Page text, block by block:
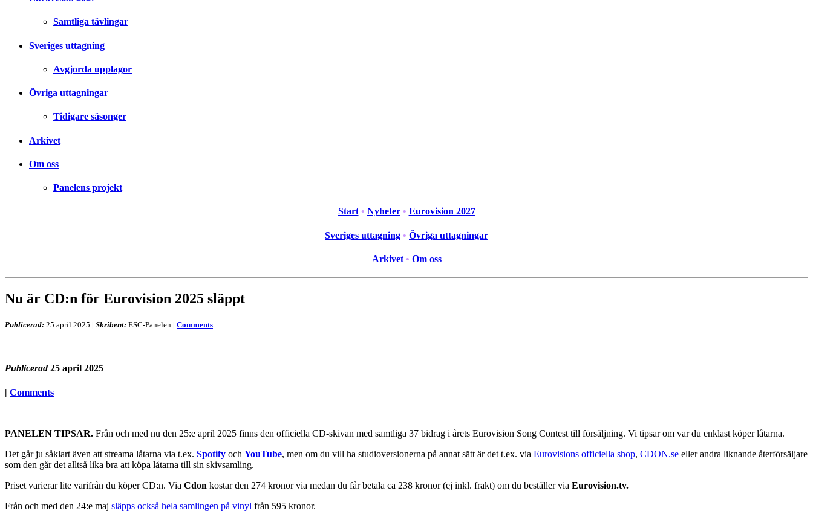
Samtliga tävlingar
Sveriges uttagning
Avgjorda upplagor
Övriga uttagningar
Tidigare säsonger
Arkivet
Om oss
Panelens projekt
Start • Nyheter • Eurovision 2027
Sveriges uttagning • Övriga uttagningar
Arkivet • Om oss
Nu är CD:n för Eurovision 2025 släppt
Publicerad: 25 april 2025 | Skribent: ESC-Panelen | Comments
Publicerad 25 april 2025
| Comments
PANELEN TIPSAR. Från och med nu den 25:e april 2025 finns den officiella CD-skivan med samtliga 37 bidrag i årets Eurovision Song Contest till försäljning. Vi tipsar om var du enklast köper låtarna.
Det går ju såklart även att streama låtarna via t.ex. Spotify och YouTube, men om du vill ha studioversionerna på annat sätt är det t.ex. via Eurovisions officiella shop, CDON.se eller andra liknande återförsäljare
som den går det alltså lika bra att köpa låtarna till sin skivsamling.
Priset varierar lite varifrån du köper CD:n. Via Cdon kostar den 274 kronor via medan du får betala ca 238 kronor (ej inkl. frakt) om du beställer via Eurovision.tv.
Från och med den 24:e maj släpps också hela samlingen på vinyl från 595 kronor.